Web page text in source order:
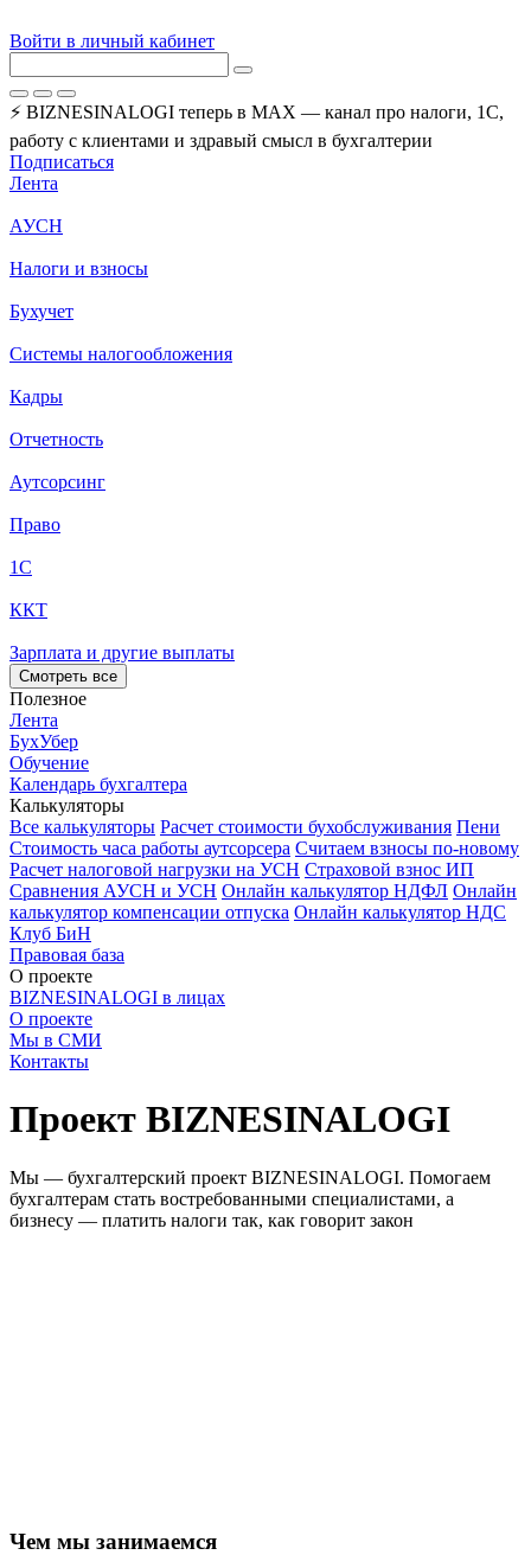
Войти в личный кабинет
⚡ BIZNESINALOGI теперь в MAX — канал про налоги, 1С,
работу с клиентами и здравый смысл в бухгалтерии
Подписаться
Лента
АУСН
Налоги и взносы
Бухучет
Системы налогообложения
Кадры
Отчетность
Аутсорсинг
Право
1С
ККТ
Зарплата и другие выплаты
Смотреть все
Полезное
Лента
БухУбер
Обучение
Календарь бухгалтера
Калькуляторы
Все калькуляторы Расчет стоимости бухобслуживания Пени
Стоимость часа работы аутсорсера Считаем взносы по-новому
Расчет налоговой нагрузки на УСН Страховой взнос ИП
Сравнения АУСН и УСН Онлайн калькулятор НДФЛ Онлайн
калькулятор компенсации отпуска Онлайн калькулятор НДС
Клуб БиН
Правовая база
О проекте
BIZNESINALOGI в лицах
О проекте
Мы в СМИ
Контакты
Проект BIZNESINALOGI
Мы — бухгалтерский проект BIZNESINALOGI. Помогаем
бухгалтерам стать востребованными специалистами, а
бизнесу — платить налоги так, как говорит закон
Чем мы занимаемся